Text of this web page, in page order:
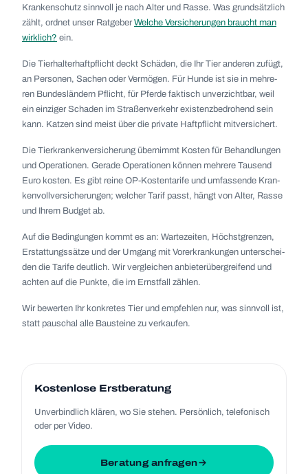
Kran­ken­schutz sinn­voll je nach Alter und Rasse. Was grund­sätz­lich
zählt, ord­net unser Rat­ge­ber Wel­che Ver­si­che­run­gen braucht man
wirk­lich? ein.
Die Tier­hal­ter­haft­pflicht deckt Schä­den, die Ihr Tier ande­ren zufügt,
an Per­so­nen, Sachen oder Ver­mö­gen. Für Hunde ist sie in meh­re­
ren Bun­des­län­dern Pflicht, für Pferde fak­tisch unver­zicht­bar, weil
ein ein­zi­ger Scha­den im Stra­ßen­ver­kehr exis­tenz­be­dro­hend sein
kann. Kat­zen sind meist über die pri­vate Haft­pflicht mit­ver­si­chert.
Die Tier­kran­ken­ver­si­che­rung über­nimmt Kos­ten für Behand­lun­gen
und Ope­ra­tio­nen. Gerade Ope­ra­tio­nen kön­nen meh­rere Tau­send
Euro kos­ten. Es gibt reine OP-Kos­ten­ta­rife und umfas­sende Kran­
ken­voll­ver­si­che­run­gen; wel­cher Tarif passt, hängt von Alter, Rasse
und Ihrem Bud­get ab.
Auf die Bedin­gun­gen kommt es an: War­te­zei­ten, Höchst­gren­zen,
Erstat­tungs­sätze und der Umgang mit Vor­er­kran­kun­gen unter­schei­
den die Tarife deut­lich. Wir ver­glei­chen anbie­ter­über­grei­fend und
ach­ten auf die Punkte, die im Ernst­fall zäh­len.
Wir bewer­ten Ihr kon­kre­tes Tier und emp­feh­len nur, was sinn­voll ist,
statt pau­schal alle Bau­steine zu ver­kau­fen.
Kos­ten­lose Erst­be­ra­tung
Unver­bind­lich klä­ren, wo Sie ste­hen. Per­sön­lich, tele­fo­nisch
oder per Video.
Beratung anfragen